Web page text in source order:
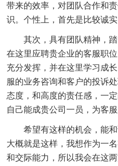
带来的效率，对团队合作和
识。个性上，首先是比较诚实
其次，具有团队精神，
在这里应聘贵企业的客服职
充分发挥，并在这里学习成
服的业务咨询和客户的投诉
态度，和高度的责任感，一
自己能成贵公司一员，为客服
希望有这样的机会，能
大概就是这样，我想作为一
和交际能力，所以我会在这